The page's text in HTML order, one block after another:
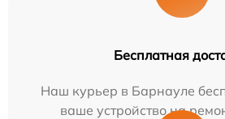
Бесплатная
Наш курьер в Барнауле
ваше устройство на